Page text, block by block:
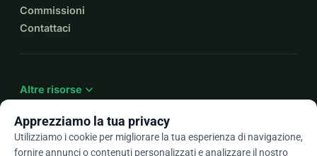
Commissioni
Contattaci
Altre risorse expand_more
Apprezziamo la tua privacy
Utilizziamo i cookie per migliorare la tua esperienza di navigazione,
fornire annunci o contenuti personalizzati e analizzare il nostro